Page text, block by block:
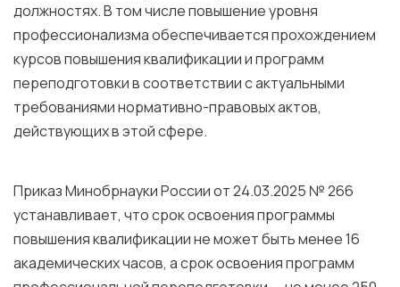
должностях. В том числе повышение уровня
профессионализма обеспечивается прохождением
курсов повышения квалификации и программ
переподготовки в соответствии с актуальными
требованиями нормативно-правовых актов,
действующих в этой сфере.
Приказ Минобрнауки России от 24.03.2025 № 266
устанавливает, что срок освоения программы
повышения квалификации не может быть менее 16
академических часов, а срок освоения программ